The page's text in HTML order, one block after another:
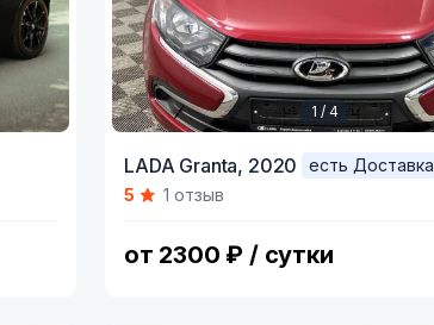
of
1 / 4
LADA Granta, 2020
есть Доставка
5
1 отзыв
от 2300 ₽ / сутки